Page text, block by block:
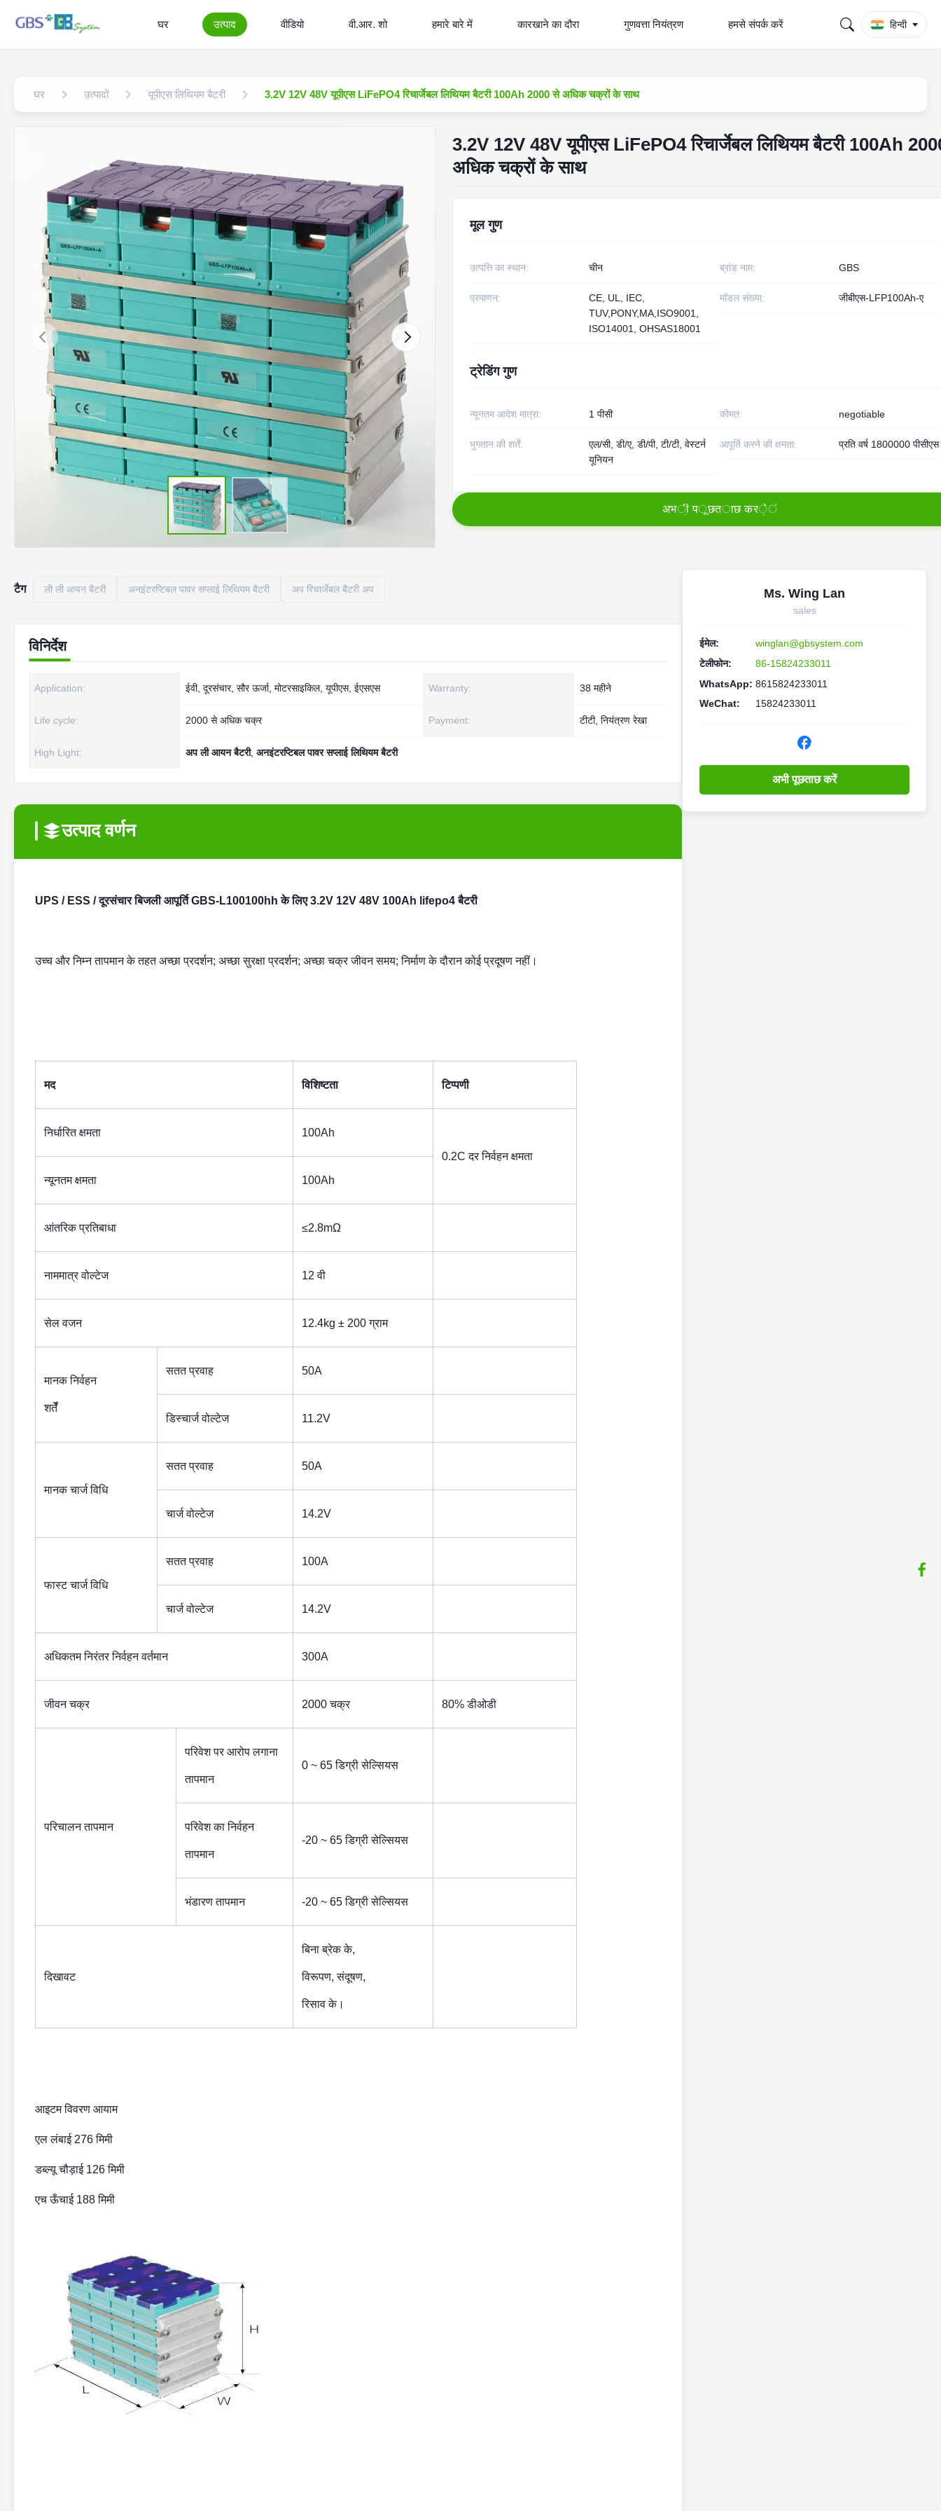
घर उत्पाद वीडियो वी.आर. शो हमारे बारे में कारखाने का दौरा गुणवत्ता नियंत्रण हमसे संपर्क करें हिन्दी
घर उत्पादों यूपीएस लिथियम बैटरी 3.2V 12V 48V यूपीएस LiFePO4 रिचार्जेबल लिथियम बैटरी 100Ah 2000 से अधिक चक्रों के साथ
3.2V 12V 48V यूपीएस LiFePO4 रिचार्जेबल लिथियम बैटरी 100Ah
अधिक चक्रों के साथ
मूल गुण
उत्पत्ति का स्थान: चीन ब्रांड नाम: GBS
प्रमाणन:
CE, UL, IEC,
TUV,PONY,MA,ISO9001,
ISO14001, OHSAS18001
मॉडल संख्या: जीबीएस-LFP100Ah-ए
ट्रेडिंग गुण
न्यूनतम आदेश मात्रा: 1 पीसी कीमत: negotiable
भुगतान की शर्तें:
एल/सी, डी/ए, डी/पी, टी/टी, वेस्टर्न
यूनियन
आपूर्ति करने की क्षमता: प्रति वर्ष 1800000 पीसीएस
अभी पूछताछ करें
टैग ली ली आयन बैटरी अनइंटरप्टिबल पावर सप्लाई लिथियम बैटरी अप रिचार्जेबल बैटरी अप
विनिर्देश
Application: ईवी, दूरसंचार, सौर ऊर्जा, मोटरसाइकिल, यूपीएस, ईएसएस Warranty: 38 महीने
Life cycle: 2000 से अधिक चक्र Payment: टीटी, नियंत्रण रेखा
High Light: अप ली आयन बैटरी, अनइंटरप्टिबल पावर सप्लाई लिथियम बैटरी
उत्पाद वर्णन
UPS / ESS / दूरसंचार बिजली आपूर्ति GBS-L100100hh के लिए 3.2V 12V 48V 100Ah lifepo4 बैटरी
उच्च और निम्न तापमान के तहत अच्छा प्रदर्शन; अच्छा सुरक्षा प्रदर्शन; अच्छा चक्र जीवन समय; निर्माण के दौरान कोई प्रदूषण नहीं।
मद विशिष्टता टिप्पणी
निर्धारित क्षमता
100Ah
0.2C दर निर्वहन क्षमता
न्यूनतम क्षमता
100Ah
आंतरिक प्रतिबाधा ≤2.8mΩ
नाममात्र वोल्टेज 12 वी
सेल वजन 12.4kg ± 200 ग्राम
मानक निर्वहन
शर्तेँ
सतत प्रवाह 50A
डिस्चार्ज वोल्टेज 11.2V
मानक चार्ज विधि
सतत प्रवाह 50A
चार्ज वोल्टेज 14.2V
फास्ट चार्ज विधि
सतत प्रवाह 100A
चार्ज वोल्टेज 14.2V
अधिकतम निरंतर निर्वहन वर्तमान 300A
जीवन चक्र 2000 चक्र 80% डीओडी
परिचालन तापमान
परिवेश पर आरोप लगाना
तापमान
0 ~ 65 डिग्री सेल्सियस
परिवेश का निर्वहन
तापमान
-20 ~ 65 डिग्री सेल्सियस
भंडारण तापमान -20 ~ 65 डिग्री सेल्सियस
दिखावट
बिना ब्रेक के,
विरूपण, संदूषण,
रिसाव के।
आइटम विवरण आयाम
एल लंबाई 276 मिमी
डब्ल्यू चौड़ाई 126 मिमी
एच ऊँचाई 188 मिमी
Ms. Wing Lan
sales
ईमेल:
winglan@gbsystem.com
टेलीफोन:
86-15824233011
WhatsApp: 8615824233011
WeChat:
15824233011
अभी पूछताछ करें